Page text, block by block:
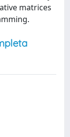
matrices